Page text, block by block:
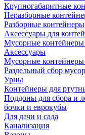
Крупногабаритные
Неразборные
Разборные контейнеры
Аксессуары для
Мусорные
Аксессуары
Мусорные
Раздельный сбор
Урны
Контейнеры для
Поддоны для сбора и
бочки и еврокубы
Для дачи и сада
Канализация